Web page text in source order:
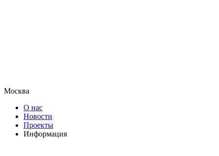
Москва
О нас
Новости
Проекты
Информация